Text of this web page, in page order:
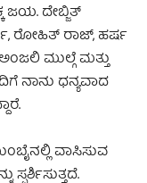
ಜಯ. ದೇಬ್ಜಿತ್
ರೋಹಿತ್ ರಾಜ್, ಹರ್ಷ
ಮುಲ್ಗೆ ಮತ್ತು
ನಾನು ಧನ್ಯವಾದ
ವಾಸಿಸುವ